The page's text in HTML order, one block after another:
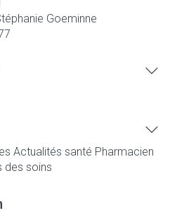
Goeminne
Actualités santé Pharmacien
des soins